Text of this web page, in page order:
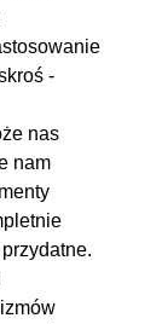
00:12:07
00:17:09
00:07:16
-
nas
nam